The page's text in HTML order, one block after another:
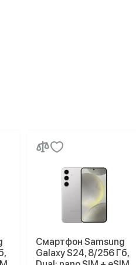
Смартфон Samsung
Galaxy S24, 8/256 Гб,